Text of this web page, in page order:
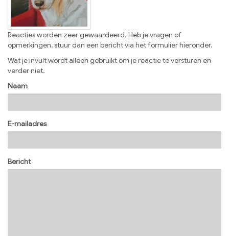
Reacties worden zeer gewaardeerd. Heb je vragen of
opmerkingen, stuur dan een bericht via het formulier hieronder.
Wat je invult wordt alleen gebruikt om je reactie te versturen en
verder niet.
Naam
E-mailadres
Bericht